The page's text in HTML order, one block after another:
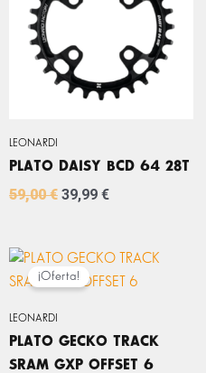
LEONARDI
PLATO DAISY BCD 64 28T
59,00€
59,00 €.
39,99 €
39,99 €.
LEONARDI
¡Oferta!
PLATO GECKO TRACK
SRAM GXP OFFSET 6
RANGO
DE
PRECIOS:
HASTA
69,00 €